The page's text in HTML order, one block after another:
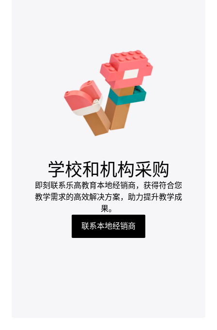
学校和机构采购
即刻联系乐高教育本地经销商，获得符合您
教学需求的高效解决方案，助力提升教学成
果。
联系本地经销商